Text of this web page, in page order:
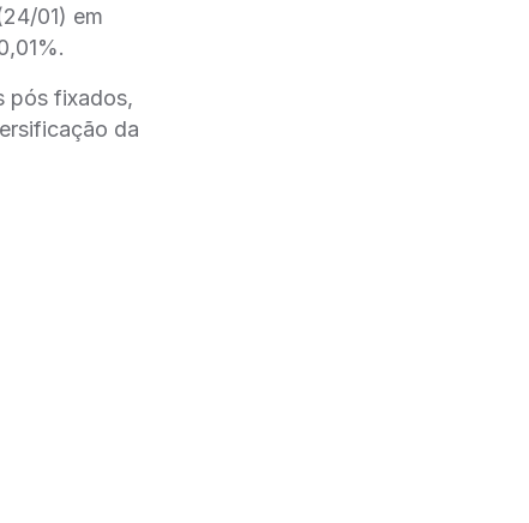
01) em
pós fixados,
da